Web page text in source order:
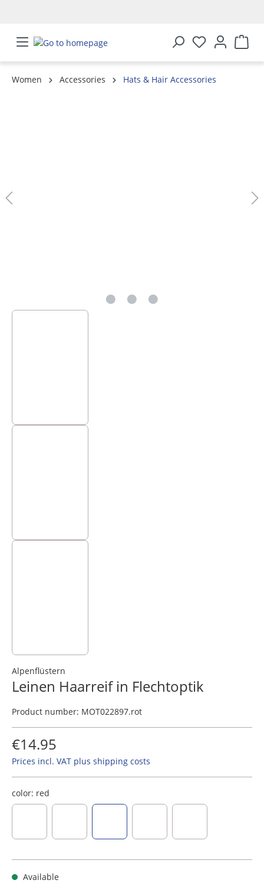
Women Accessories
Hats & Hair Accessories
Alpenflüstern
Leinen Haarreif in Flechtoptik
Product number: MOT022897.rot
€14.95
Prices incl. VAT plus shipping costs
color: red
Available